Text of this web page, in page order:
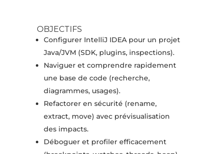
OBJECTIFS
Configurer IntelliJ IDEA pour un projet
Java/JVM (SDK, plugins, inspections).
Naviguer et comprendre rapidement
une base de code (recherche,
diagrammes, usages).
Refactorer en sécurité (rename,
extract, move) avec prévisualisation
des impacts.
Déboguer et profiler efficacement